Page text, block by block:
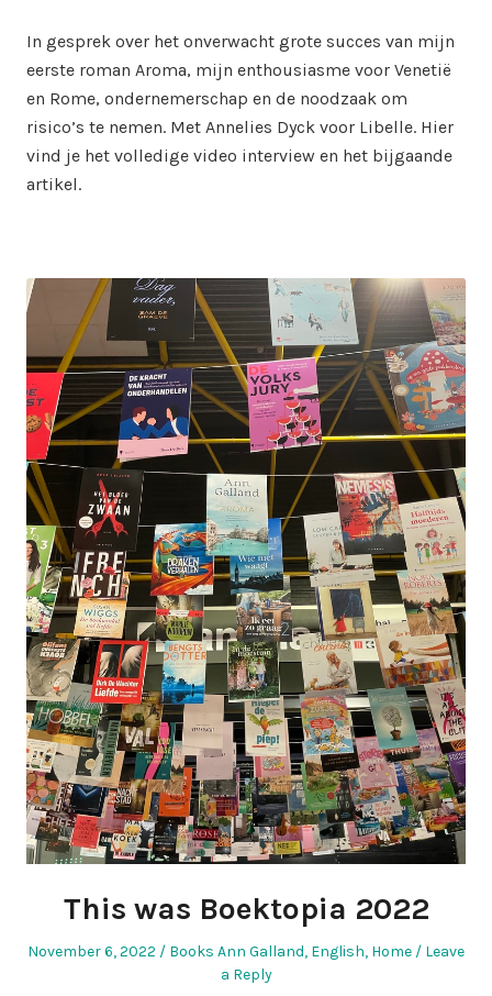
In gesprek over het onverwacht grote succes van mijn
eerste roman Aroma, mijn enthousiasme voor Venetië
en Rome, ondernemerschap en de noodzaak om
risico’s te nemen. Met Annelies Dyck voor Libelle. Hier
vind je het volledige video interview en het bijgaande
artikel.
This was Boektopia 2022
Posted
November 6, 2022
Posted
Books Ann Galland, English, Home
Leave
a Reply